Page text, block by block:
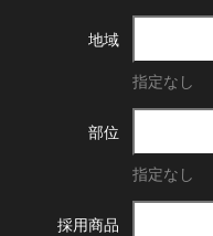
地域
指定なし
部位
指定なし
採用商品